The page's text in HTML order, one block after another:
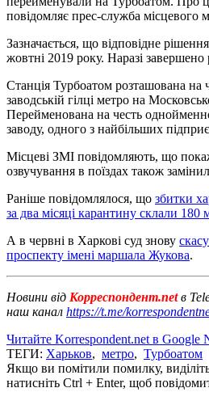
повідомляє прес-служба місцевого
Зазначається, що відповідне
жовтні 2019 року. Наразі
Станція Турбоатом розташована на
заводській гілці метро на
Перейменована на честь
заводу, одного з найбільших
Місцеві ЗМІ повідомляють, що
озвучування в поїздах також
Раніше повідомлялося, що збитки
за два місяці карантину склали 180
А в червні в Харкові суд знову
проспекту імені маршала Жукова.
Новини від Корреспондент.netв
наш канал https://t.me/
Читайте Korrespondent.net в Google
ТЕГИ: Харьков, метро, Турбоатом
Якщо ви помітили помилку,
натисніть Ctrl + Enter, щоб